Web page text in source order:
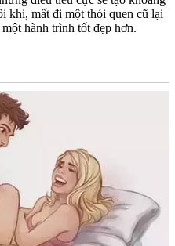
khi, mất đi một thói quen cũ lại
hành trình tốt đẹp hơn.